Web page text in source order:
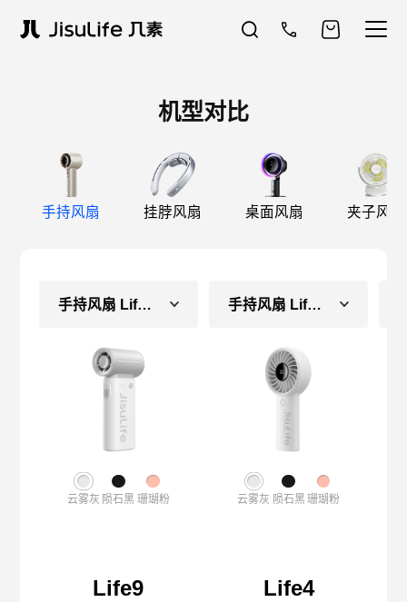
机型对比
手持风扇 挂脖风扇 桌面风扇 夹子风扇
手持风扇 Life9（长续航款）
云雾灰 陨石黑 珊瑚粉
Life9
手持风扇 Life4（长续航款）
云雾灰 陨石黑 珊瑚粉
Life4